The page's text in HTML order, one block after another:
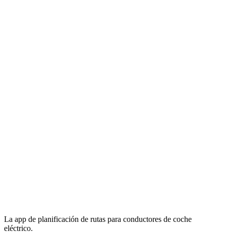
La app de planificación de rutas para conductores de coche
eléctrico.